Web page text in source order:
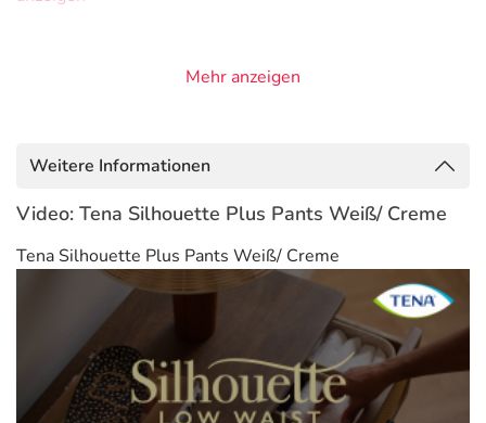
Mehr anzeigen
Weitere Informationen
Video: Tena Silhouette Plus Pants Weiß/ Creme
Tena Silhouette Plus Pants Weiß/ Creme